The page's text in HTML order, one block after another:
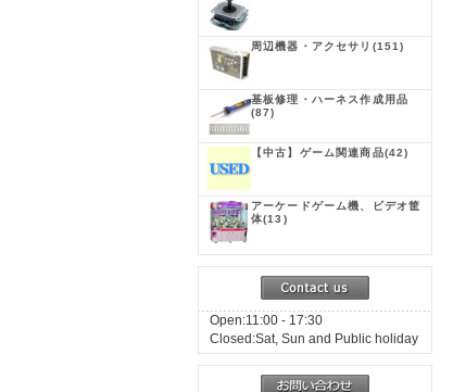
周辺機器・アクセサリ (151)
基板修理・ハーネス作成用品
(87)
【中古】ゲーム関連商品(42)
アーケードゲーム機、ビデオ筐
体(13)
Open:11:00 - 17:30
Closed:Sat, Sun and Public holiday